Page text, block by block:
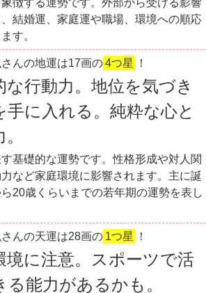
結婚運、家庭運や職場、環境への順応
す。
んの地運は17画の4つ星 ！
な行動力。地位を気づき
手に入れる。純粋な心と
基礎的な運勢です。性格形成や対人関
など家庭環境に影響されます。主に誕
20歳くらいまでの若年期の運勢を表し
んの天運は28画の 1つ星 ！
境に注意。スポーツで活
る能力があるかも。